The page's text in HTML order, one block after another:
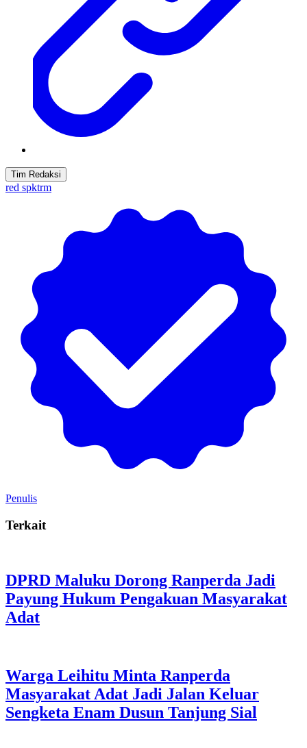
Tim Redaksi
red spktrm
Penulis
Terkait
DPRD Maluku Dorong Ranperda Jadi
Payung Hukum Pengakuan Masyarakat
Adat
Warga Leihitu Minta Ranperda
Masyarakat Adat Jadi Jalan Keluar
Sengketa Enam Dusun Tanjung Sial